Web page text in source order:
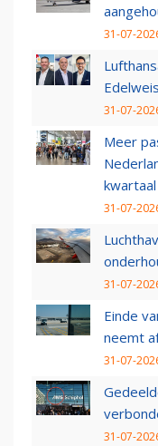
31-07-
31-07-
Meer
kwartaal
31-07-
31-07-
Einde
neemt
31-07-
31-07-